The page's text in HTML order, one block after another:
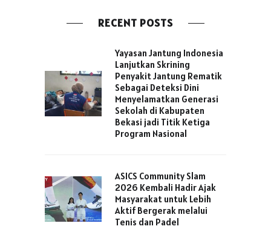
RECENT POSTS
Yayasan Jantung Indonesia
Lanjutkan Skrining
Penyakit Jantung Rematik
Sebagai Deteksi Dini
Menyelamatkan Generasi
Sekolah di Kabupaten
Bekasi jadi Titik Ketiga
Program Nasional
ASICS Community Slam
2026 Kembali Hadir Ajak
Masyarakat untuk Lebih
Aktif Bergerak melalui
Tenis dan Padel